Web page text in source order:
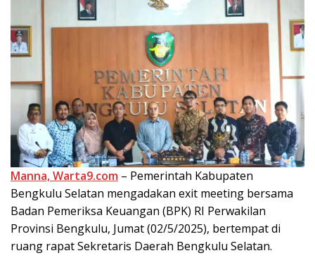
Manna, Warta9.com – Pemerintah Kabupaten
Bengkulu Selatan mengadakan exit meeting bersama
Badan Pemeriksa Keuangan (BPK) RI Perwakilan
Provinsi Bengkulu, Jumat (02/5/2025), bertempat di
ruang rapat Sekretaris Daerah Bengkulu Selatan.